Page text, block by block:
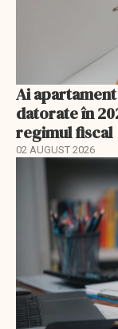
Ai
datorate în
regimul fiscal
02 AUGUST 2026